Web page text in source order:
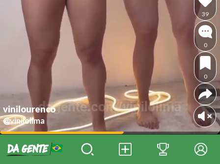
vinilourenco
@vinilolima
39
0
0